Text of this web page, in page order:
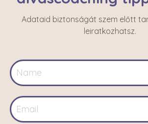
Adataid biztonságát szem előtt
leiratkozhatsz.